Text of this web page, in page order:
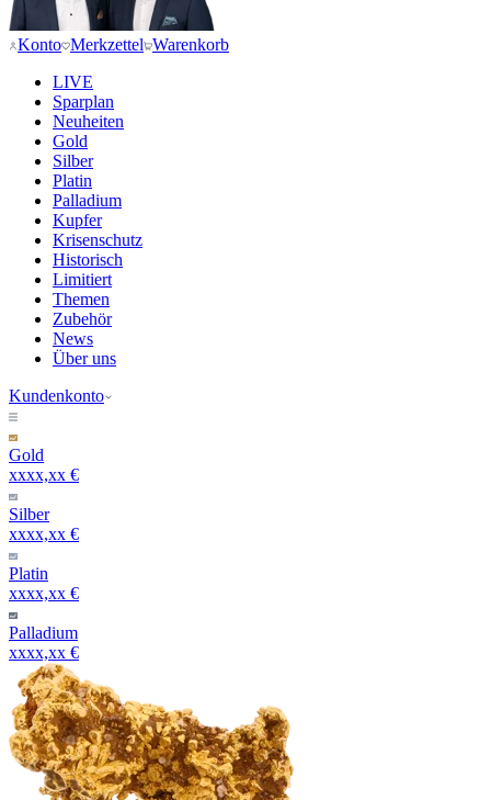
Konto Merkzettel Warenkorb
LIVE
Sparplan
Neuheiten
Gold
Silber
Platin
Palladium
Kupfer
Krisenschutz
Historisch
Limitiert
Themen
Zubehör
News
Über uns
Kundenkonto
Gold
xxxx,xx €
Silber
xxxx,xx €
Platin
xxxx,xx €
Palladium
xxxx,xx €